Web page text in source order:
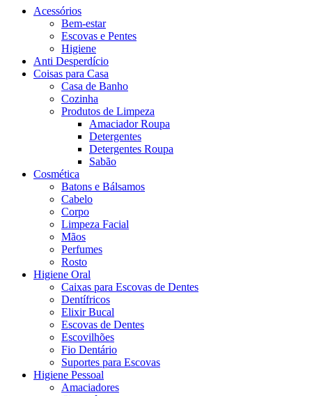
Acessórios
Bem-estar
Escovas e Pentes
Higiene
Anti Desperdício
Coisas para Casa
Casa de Banho
Cozinha
Produtos de Limpeza
Amaciador Roupa
Detergentes
Detergentes Roupa
Sabão
Cosmética
Batons e Bálsamos
Cabelo
Corpo
Limpeza Facial
Mãos
Perfumes
Rosto
Higiene Oral
Caixas para Escovas de Dentes
Dentífricos
Elixir Bucal
Escovas de Dentes
Escovilhões
Fio Dentário
Suportes para Escovas
Higiene Pessoal
Amaciadores